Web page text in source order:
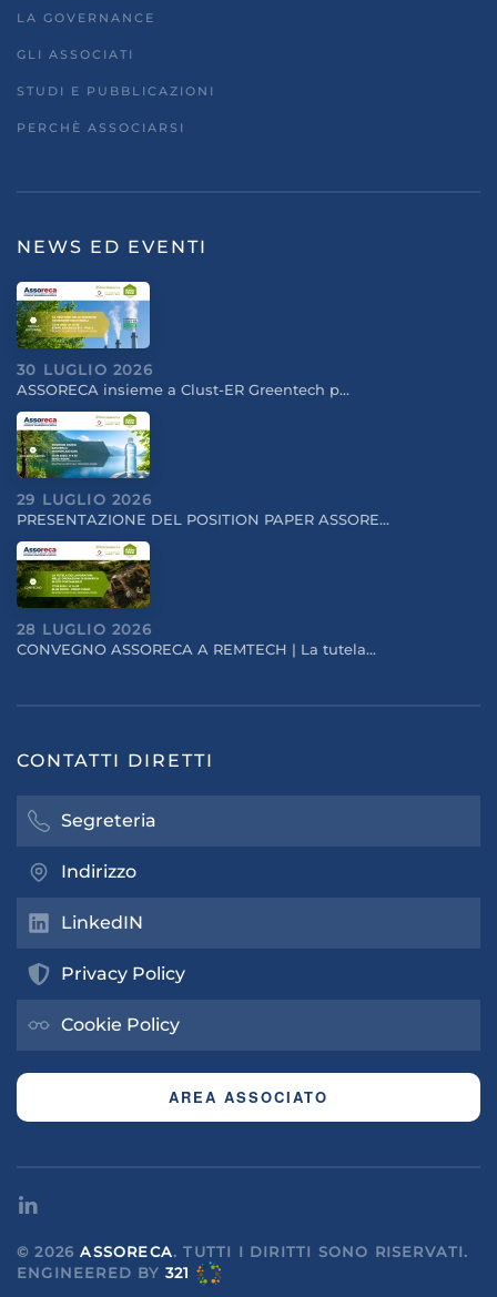
LA GOVERNANCE
GLI ASSOCIATI
STUDI E PUBBLICAZIONI
PERCHÈ ASSOCIARSI
NEWS ED EVENTI
30 LUGLIO 2026
ASSORECA insieme a Clust-ER Greentech p…
29 LUGLIO 2026
PRESENTAZIONE DEL POSITION PAPER ASSORE…
28 LUGLIO 2026
CONVEGNO ASSORECA A REMTECH | La tutela…
CONTATTI DIRETTI
Segreteria
Indirizzo
LinkedIN
Privacy Policy
Cookie Policy
AREA ASSOCIATO
©2026 ASSORECA. TUTTI I DIRITTI SONO RISERVATI.
ENGINEERED BY 321